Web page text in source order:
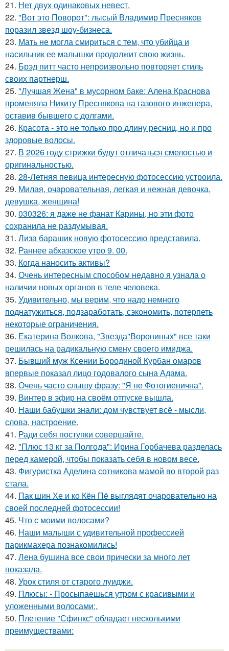
21. Нет двух одинаковых невест.
22. "Вот это Поворот": лысый Владимир Пресняков
поразил звезд шоу-бизнеса.
23. Мать не могла смириться с тем, что убийца и
насильник ее малышки продолжит свою жизнь.
24. Брэд питт часто непроизвольно повторяет стиль
своих партнерш.
25. "Лучшая Жена" в мусорном баке: Алена Краснова
променяла Никиту Преснякова на газового инженера,
оставив бывшего с долгами.
26. Красота - это не только про длину ресниц, но и про
здоровые волосы.
27. В 2026 году стрижки будут отличаться смелостью и
оригинальностью.
28. 28-Летняя певица интересную фотосессию устроила.
29. Милая, очаровательная, легкая и нежная девочка,
девушка, женщина!
30. 030326: я даже не фанат Карины, но эти фото
сохранила не раздумывая.
31. Лиза барашик новую фотосессию представила.
32. Раннее абхазское утро 9. 00.
33. Когда наносить активы?
34. Очень интересным способом недавно я узнала о
наличии новых органов в теле человека.
35. Удивительно, мы верим, что надо немного
поднатужиться, подзаработать, сэкономить, потерпеть
некоторые ограничения.
36. Екатерина Волкова, "Звезда"Ворониных" все таки
решилась на радикальную смену своего имиджа.
37. Бывший муж Ксении Бородиной Курбан омаров
впервые показал лицо годовалого сына Адама.
38. Очень часто слышу фразу: "Я не Фотогиенична".
39. Винтер в эфир на своём отпуске вышла.
40. Наши бабушки знали: дом чувствует всё - мысли,
слова, настроение.
41. Ради себя поступки совершайте.
42. "Плюс 13 кг за Полгода": Ирина Горбачева разделась
перед камерой, чтобы показать себя в новом весе.
43. Фигуристка Аделина сотникова мамой во второй раз
стала.
44. Пак шин Хе и ко Кён Пё выглядят очаровательно на
своей последней фотосессии!
45. Что с моими волосами?
46. Наши малыши с удивительной профессией
парикмахера познакомились!
47. Лена бушина все свои прически за много лет
показала.
48. Урок стиля от старого луиджи.
49. Плюсы: - Просыпаешься утром с красивыми и
уложенными волосами;.
50. Плетение "Сфинкс" обладает несколькими
преимуществами: